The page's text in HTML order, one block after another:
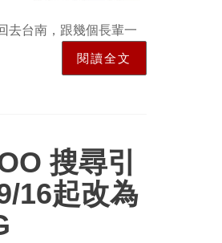
去台南，跟幾個長輩一
閱讀全文
搜尋引
16起改為